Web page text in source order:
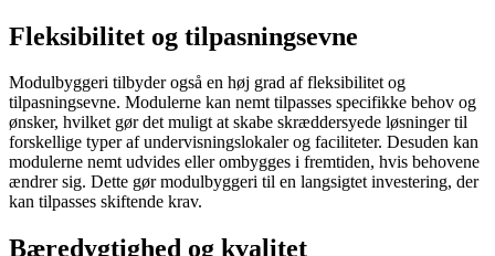
Fleksibilitet og tilpasningsevne
Modulbyggeri tilbyder også en høj grad af fleksibilitet og
tilpasningsevne. Modulerne kan nemt tilpasses specifikke behov og
ønsker, hvilket gør det muligt at skabe skræddersyede løsninger til
forskellige typer af undervisningslokaler og faciliteter. Desuden kan
modulerne nemt udvides eller ombygges i fremtiden, hvis behovene
ændrer sig. Dette gør modulbyggeri til en langsigtet investering, der
kan tilpasses skiftende krav.
Bæredygtighed og kvalitet